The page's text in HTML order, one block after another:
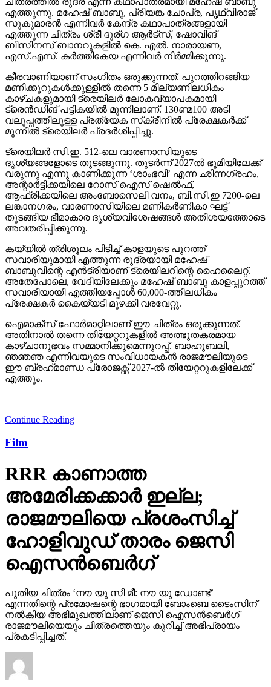
എത്തുന്നു. മഹേഷ് ബാബു, പ്രിയങ്ക ചോപ്ര, പൃഥ്വിരാജ്
സുകുമാരന്‍ എന്നിവര്‍ കേന്ദ്ര കഥാപാത്രങ്ങളായി
എത്തുന്ന ചിത്രം ശ്രീ ദുര്ഗ ആര്‍ട്‌സ്, ഷോവിങ്
ബിസിനസ് ബാനറുകളില്‍ കെ. എല്‍. നാരായണ,
എസ്.എസ്. കര്‍ത്തികേയ എന്നിവര്‍ നിര്‍മ്മിക്കുന്നു.
കീരവാണിയാണ് സംഗീതം ഒരുക്കുന്നത്. പുറത്തിറങ്ങിയ
മണിക്കൂറുകള്‍ക്കുള്ളില്‍ തന്നെ 5 മില്യണിലധികം
കാഴ്ചകളുമായി ട്രെയിലര്‍ ലോകവ്യാപകമായി
ട്രെന്‍ഡിങ് പട്ടികയില്‍ മുന്നിലാണ്. 130ണ്മ100 അടി
വലുപ്പത്തിലുള്ള പ്രത്യേക സ്‌ക്രീനില്‍ പ്രേക്ഷകര്‍ക്ക്
മുന്നില്‍ ട്രെയിലര്‍ പ്രദര്‍ശിപ്പിച്ചു.
ട്രെയിലര്‍ സി.ഇ. 512-ലെ വാരണാസിയുടെ
ദൃശ്യങ്ങളോടെ തുടങ്ങുന്നു. തുടര്‍ന്ന് 2027ല്‍ ഭൂമിയിലേക്ക്
വരുന്നു എന്നു കാണിക്കുന്ന ‘ശാംഭവി’ എന്ന ഛിന്നഗ്രഹം,
അന്റാര്‍ട്ടിക്കയിലെ റോസ് ഐസ് ഷെല്‍ഫ്,
ആഫ്രിക്കയിലെ അംബോസെലി വനം, ബി.സി.ഇ 7200-ലെ
ലങ്കാനഗരം, വാരണാസിയിലെ മണികര്‍ണികാ ഘട്ട്
തുടങ്ങിയ ഭീമാകാര ദൃശ്യവിശേഷങ്ങള്‍ അതിശയത്തോടെ
അവതരിപ്പിക്കുന്നു.
കയ്യില്‍ ത്രിശൂലം പിടിച്ച് കാളയുടെ പുറത്ത്
സവാരിയുമായി എത്തുന്ന രുദ്രയായി മഹേഷ്
ബാബുവിന്റെ എന്‍ട്രിയാണ് ട്രെയിലറിന്റെ ഹൈലൈറ്റ്.
അതേപോലെ, വേദിയിലേക്കും മഹേഷ് ബാബു കാളപ്പുറത്ത്
സവാരിയായി എത്തിയപ്പോള്‍ 60,000-ത്തിലധികം
പ്രേക്ഷകര്‍ കൈയ്യടി മുഴക്കി വരവേറ്റു.
ഐമാക്‌സ് ഫോര്‍മാറ്റിലാണ് ഈ ചിത്രം ഒരുക്കുന്നത്.
അതിനാല്‍ തന്നെ തിയേറ്ററുകളില്‍ അത്ഭുതകരമായ
കാഴ്ചാനുഭവം സമ്മാനിക്കുമെന്നുറപ്പ്. ബാഹുബലി,
ഞഞഞ എന്നിവയുടെ സംവിധായകന്‍ രാജമൗലിയുടെ
ഈ ബ്രഹ്‌മാണ്ഡ പ്രോജക്റ്റ് 2027-ല്‍ തിയേറ്ററുകളിലേക്ക്
എത്തും.
Continue Reading
Film
RRR കാണാത്ത
അമേരിക്കക്കാര്‍ ഇല്ല;
രാജമൗലിയെ പ്രശംസിച്ച്
ഹോളിവുഡ് താരം ജെസി
ഐസന്‍ബെര്‍ഗ്
പുതിയ ചിത്രം ‘നൗ യു സീ മീ: നൗ യു ഡോണ്ട്’
എന്നതിന്റെ പ്രമോഷന്റെ ഭാഗമായി ബോംബെ ടൈംസിന്
നല്‍കിയ അഭിമുഖത്തിലാണ് ജെസി ഐസന്‍ബെര്‍ഗ്
രാജമൗലിയെയും ചിത്രത്തെയും കുറിച്ച് അഭിപ്രായം
പ്രകടിപ്പിച്ചത്.